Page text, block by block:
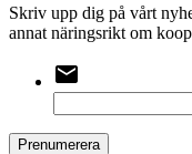
Skriv upp dig på vårt
annat näringsrikt om
email
Prenumerera